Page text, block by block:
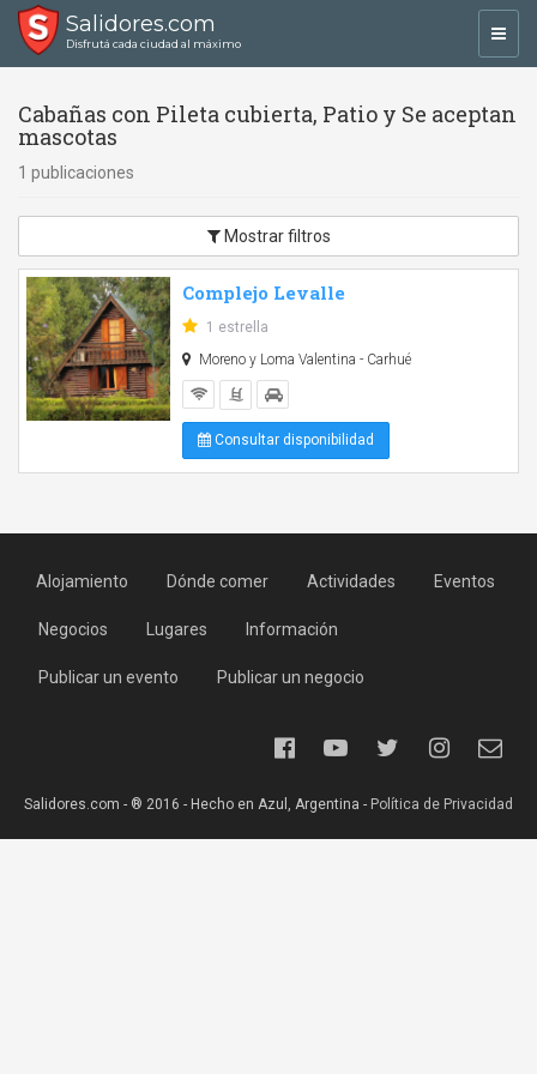
Salidores.com
Disfrutá cada ciudad al máximo
Cabañas con Pileta cubierta, Patio y Se aceptan
mascotas
1 publicaciones
Mostrar filtros
Complejo Levalle
1 estrella
Moreno y Loma Valentina - Carhué
Consultar disponibilidad
Alojamiento Dónde comer Actividades Eventos
Negocios Lugares Información
Publicar un evento Publicar un negocio
Salidores.com - ® 2016 - Hecho en Azul, Argentina - Política de Privacidad